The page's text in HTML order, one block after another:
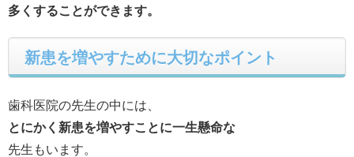
多くすることができます。
新患を増やすために大切なポイント
歯科医院の先生の中には、
とにかく新患を増やすことに一生懸命な
先生もいます。